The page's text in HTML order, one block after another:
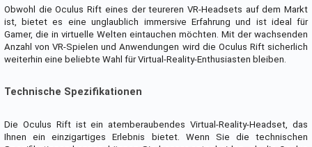
Obwohl die Oculus Rift eines der teureren VR-Headsets auf dem Markt
ist, bietet es eine unglaublich immersive Erfahrung und ist ideal für
Gamer, die in virtuelle Welten eintauchen möchten. Mit der wachsenden
Anzahl von VR-Spielen und Anwendungen wird die Oculus Rift sicherlich
weiterhin eine beliebte Wahl für Virtual-Reality-Enthusiasten bleiben.
Technische Spezifikationen
Die Oculus Rift ist ein atemberaubendes Virtual-Reality-Headset, das
Ihnen ein einzigartiges Erlebnis bietet. Wenn Sie die technischen